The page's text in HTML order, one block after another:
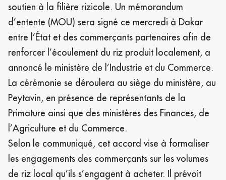
soutien à la filière rizicole. Un mémorandum
d’entente (MOU) sera signé ce mercredi à Dakar
entre l’État et des commerçants partenaires afin de
renforcer l’écoulement du riz produit localement, a
annoncé le ministère de l’Industrie et du Commerce.
La cérémonie se déroulera au siège du ministère, au
Peytavin, en présence de représentants de la
Primature ainsi que des ministères des Finances, de
l’Agriculture et du Commerce.
Selon le communiqué, cet accord vise à formaliser
les engagements des commerçants sur les volumes
de riz local qu’ils s’engagent à acheter. Il prévoit